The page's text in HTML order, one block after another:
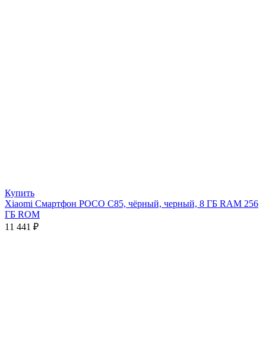
Купить
Xiaomi Смартфон POCO C85, чёрный, черный, 8 ГБ RAM 256
ГБ ROM
11 441 ₽